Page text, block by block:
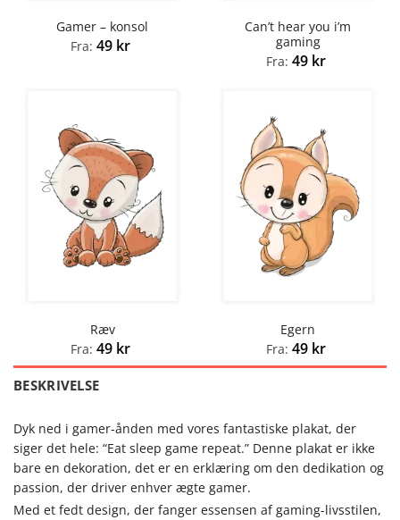
Gamer – konsol
Fra: 49 kr
Can’t hear you i’m
gaming
Fra: 49 kr
Ræv
Fra: 49 kr
Egern
Fra: 49 kr
BESKRIVELSE
Dyk ned i gamer-ånden med vores fantastiske plakat, der
siger det hele: “Eat sleep game repeat.” Denne plakat er ikke
bare en dekoration, det er en erklæring om den dedikation og
passion, der driver enhver ægte gamer.
Med et fedt design, der fanger essensen af gaming-livsstilen,